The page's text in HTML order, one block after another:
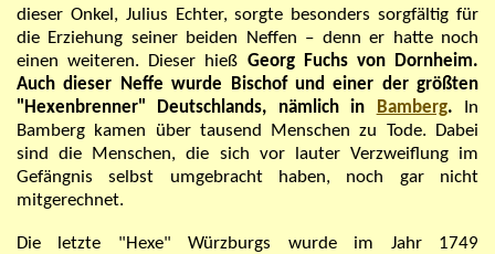
dieser Onkel, Julius Echter, sorgte besonders sorgfältig für
die Erziehung seiner beiden Neffen – denn er hatte noch
einen weiteren. Dieser hieß Georg Fuchs von Dornheim.
Auch dieser Neffe wurde Bischof und einer der größten
" Hexenbrenner" Deutschlands, nämlich in Bamberg. In
Bamberg kamen über tausend Menschen zu Tode. Dabei
sind die Menschen, die sich vor lauter Verzweiflung im
Gefängnis selbst umgebracht haben, noch gar nicht
mitgerechnet.
Die letzte "Hexe" Würzburgs wurde im Jahr 1749